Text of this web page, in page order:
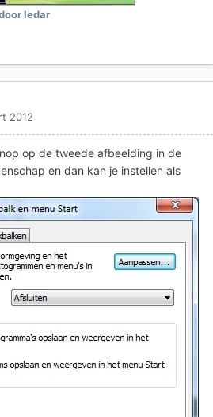
ledar
2012
op de tweede afbeelding in de
en dan kan je instellen als